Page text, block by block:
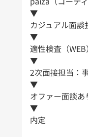
▼
カジュアル面
▼
適性検査（WEB）
▼
2次面接担当：
▼
オファー面談あ
▼
内定